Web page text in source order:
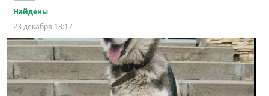
Найдены
23 декабря 13:17